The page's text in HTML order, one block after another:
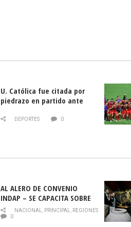
U. Católica fue citada por
piedrazo en partido ante
DEPORTES 0
AL ALERO DE CONVENIO
INDAP – SE CAPACITA SOBRE
PLAGA DROSOPHILA SUZUKII
NACIONAL, PRINCIPAL, REGIONES
0